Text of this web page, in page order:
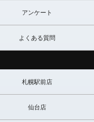
アンケート
よくある質問
札幌駅前店
仙台店